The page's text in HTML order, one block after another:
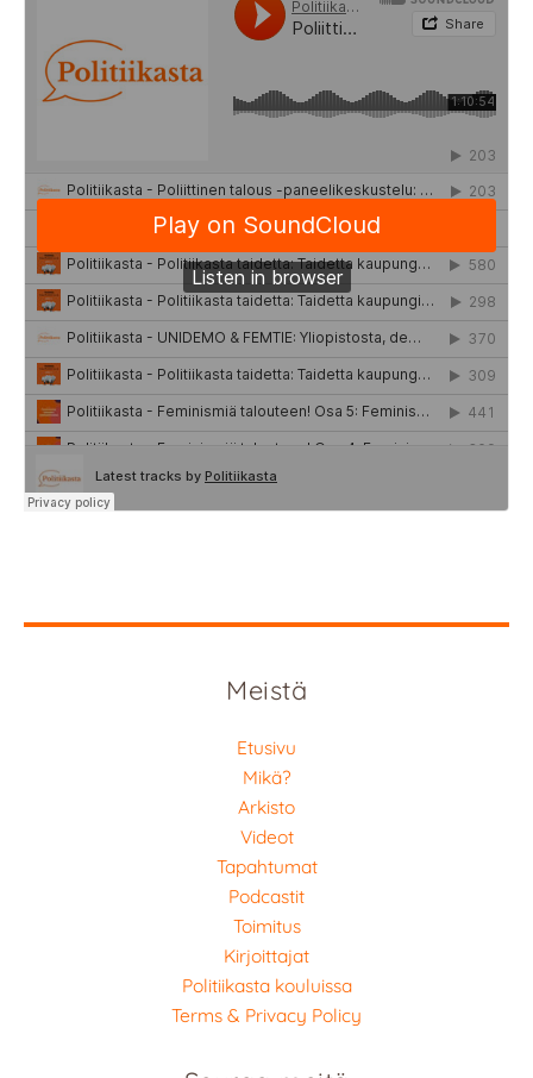
Meistä
Etusivu
Mikä?
Arkisto
Videot
Tapahtumat
Podcastit
Toimitus
Kirjoittajat
Politiikasta kouluissa
Terms & Privacy Policy